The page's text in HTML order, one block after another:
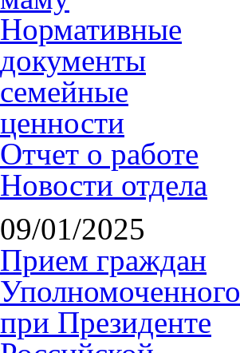
Нормативные
документы
семейные
ценности
Отчет о работе
Новости отдела
09/01/2025
Прием граждан
Уполномоченного
при Президенте